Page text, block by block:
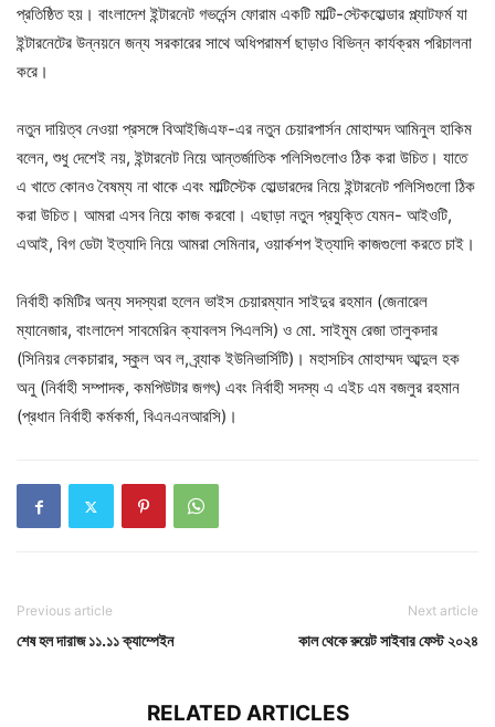
প্রতিষ্ঠিত হয়। বাংলাদেশ ইন্টারনেট গভর্নেন্স ফোরাম একটি মাল্টি-স্টেকহোল্ডার প্ল্যাটফর্ম যা
ইন্টারনেটের উন্নয়নে জন্য সরকারের সাথে অধিপরামর্শ ছাড়াও বিভিন্ন কার্যক্রম পরিচালনা
করে।
নতুন দায়িত্ব নেওয়া প্রসঙ্গে বিআইজিএফ-এর নতুন চেয়ারপার্সন মোহাম্মদ আমিনুল হাকিম
বলেন, শুধু দেশেই নয়, ইন্টারনেট নিয়ে আন্তর্জাতিক পলিসিগুলোও ঠিক করা উচিত। যাতে
এ খাতে কোনও বৈষম্য না থাকে এবং মাল্টিস্টেক হোল্ডারদের নিয়ে ইন্টারনেট পলিসিগুলো ঠিক
করা উচিত। আমরা এসব নিয়ে কাজ করবো। এছাড়া নতুন প্রযুক্তি যেমন- আইওটি,
এআই, বিগ ডেটা ইত্যাদি নিয়ে আমরা সেমিনার, ওয়ার্কশপ ইত্যাদি কাজগুলো করতে চাই।
নির্বাহী কমিটির অন্য সদস্যরা হলেন ভাইস চেয়ারম্যান সাইদুর রহমান (জেনারেল
ম্যানেজার, বাংলাদেশ সাবমেরিন ক্যাবলস পিএলসি) ও মো. সাইমুম রেজা তালুকদার
(সিনিয়র লেকচারার, স্কুল অব ল, ব্র্যাক ইউনিভার্সিটি)। মহাসচিব মোহাম্মদ আব্দুল হক
অনু (নির্বাহী সম্পাদক, কমপিউটার জগৎ) এবং নির্বাহী সদস্য এ এইচ এম বজলুর রহমান
(প্রধান নির্বাহী কর্মকর্মা, বিএনএনআরসি)।
Previous article
শেষ হল দারাজ ১১.১১ ক্যাম্পেইন
Next article
কাল থেকে রুয়েট সাইবার ফেস্ট ২০২৪
RELATED ARTICLES